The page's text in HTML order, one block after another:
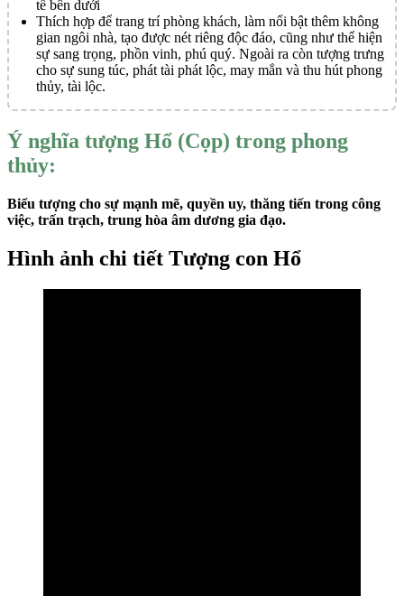
tế bên dưới
Thích hợp để trang trí phòng khách, làm nổi bật thêm không
gian ngôi nhà, tạo được nét riêng độc đáo, cũng như thể hiện
sự sang trọng, phồn vinh, phú quý. Ngoài ra còn tượng trưng
cho sự sung túc, phát tài phát lộc, may mắn và thu hút phong
thủy, tài lộc.
Ý nghĩa tượng Hổ (Cọp) trong phong
thủy:
Biểu tượng cho sự mạnh mẽ, quyền uy, thăng tiến trong công
việc, trấn trạch, trung hòa âm dương gia đạo.
Hình ảnh chi tiết Tượng con Hổ